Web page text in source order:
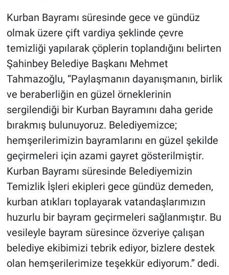
Kurban Bayramı süresinde gece ve gündüz
olmak üzere çift vardiya şeklinde çevre
temizliği yapılarak çöplerin toplandığını belirten
Şahinbey Belediye Başkanı Mehmet
Tahmazoğlu, “Paylaşmanın dayanışmanın, birlik
ve beraberliğin en güzel örneklerinin
sergilendiği bir Kurban Bayramını daha geride
bırakmış bulunuyoruz. Belediyemizce;
hemşerilerimizin bayramlarını en güzel şekilde
geçirmeleri için azami gayret gösterilmiştir.
Kurban Bayramı süresinde Belediyemizin
Temizlik İşleri ekipleri gece gündüz demeden,
kurban atıkları toplayarak vatandaşlarımızın
huzurlu bir bayram geçirmeleri sağlanmıştır. Bu
vesileyle bayram süresince özveriye çalışan
belediye ekibimizi tebrik ediyor, bizlere destek
olan hemşerilerimize teşekkür ediyorum.” dedi.